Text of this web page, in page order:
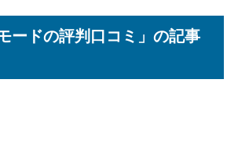
ードの評判口コミ」の記事